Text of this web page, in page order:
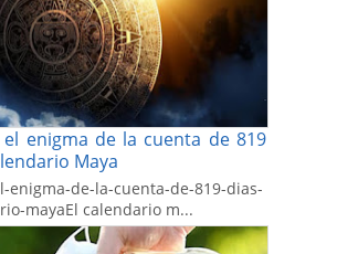
el enigma de la cuenta de 819
Maya
enigma-de-la-cuenta-de-819-dias-
mayaEl calendario m...